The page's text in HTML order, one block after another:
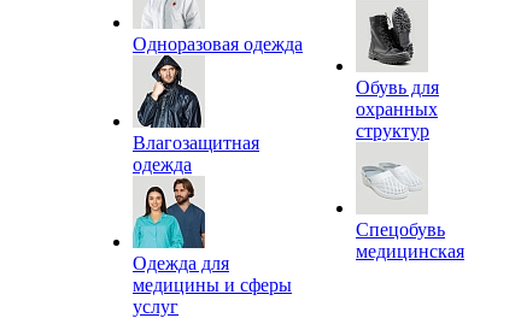
Одноразовая одежда
Влагозащитная
одежда
Одежда для
медицины и сферы
услуг
Обувь для
охранных
структур
Спецобувь
медицинская